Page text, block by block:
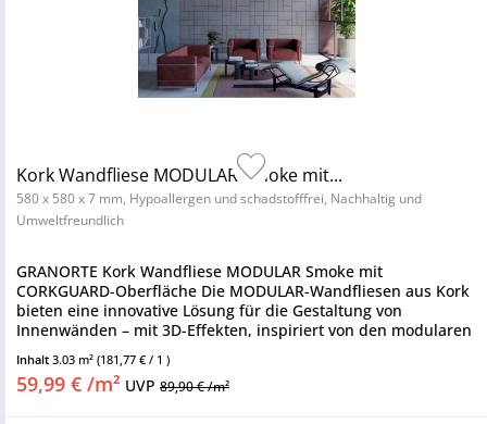
Kork Wandfliese MODULAR Smoke mit...
580 x 580 x 7 mm, Hypoallergen und schadstofffrei, Nachhaltig und
Umweltfreundlich
GRANORTE Kork Wandfliese MODULAR Smoke mit
CORKGUARD-Oberfläche Die MODULAR-Wandfliesen aus Kork
bieten eine innovative Lösung für die Gestaltung von
Innenwänden – mit 3D-Effekten, inspiriert von den modularen
Werken des Architekten Le...
Inhalt 3.03 m² (181,77 € / 1 )
59,99 € /m² UVP 89,90 € /m²